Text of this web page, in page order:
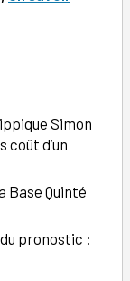
Simon
coût d’un
Base Quinté
pronostic :